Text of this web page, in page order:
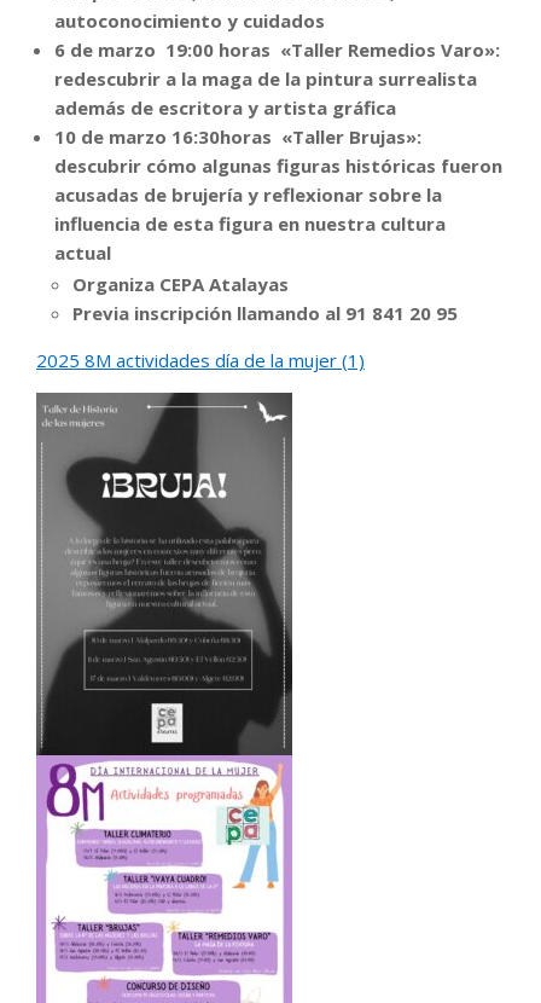
autoconocimiento y cuidados
6 de marzo 19:00 horas «Taller Remedios Varo»:
redescubrir a la maga de la pintura surrealista
además de escritora y artista gráfica
10 de marzo 16:30horas «Taller Brujas»:
descubrir cómo algunas figuras históricas fueron
acusadas de brujería y reflexionar sobre la
influencia de esta figura en nuestra cultura
actual
Organiza CEPA Atalayas
Previa inscripción llamando al 91 841 20 95
2025 8M actividades día de la mujer (1)